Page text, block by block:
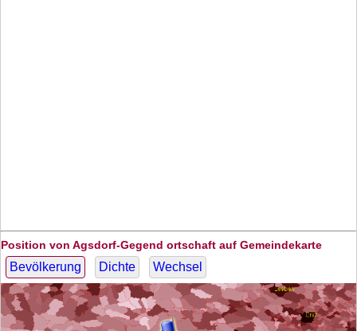
Position von Agsdorf-Gegend ortschaft auf Gemeindekarte
Bevölkerung Dichte Wechsel